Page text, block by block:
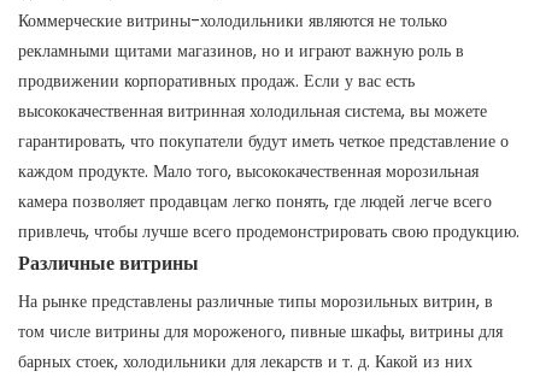
Коммерческие витрины-холодильники являются не только
рекламными щитами магазинов, но и играют важную роль в
продвижении корпоративных продаж. Если у вас есть
высококачественная витринная холодильная система, вы можете
гарантировать, что покупатели будут иметь четкое представление о
каждом продукте. Мало того, высококачественная морозильная
камера позволяет продавцам легко понять, где людей легче всего
привлечь, чтобы лучше всего продемонстрировать свою продукцию.
Различные витрины
На рынке представлены различные типы морозильных витрин, в
том числе витрины для мороженого, пивные шкафы, витрины для
барных стоек, холодильники для лекарств и т. д. Какой из них